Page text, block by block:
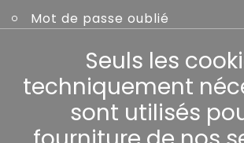
Mot de passe oublié
Seuls les
techniquement
sont utilisés